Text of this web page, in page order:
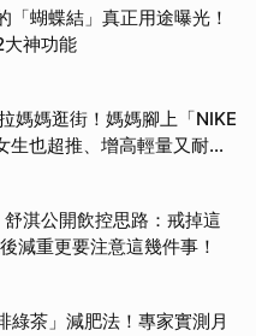
「蝴蝶結」真正用途曝光！
神功能
媽媽逛街！媽媽腳上「NIKE
生也超推、增高輕量又耐
淇公開飲控思路：戒掉這
減重更要注意這幾件事！
綠茶」減肥法！專家實測月